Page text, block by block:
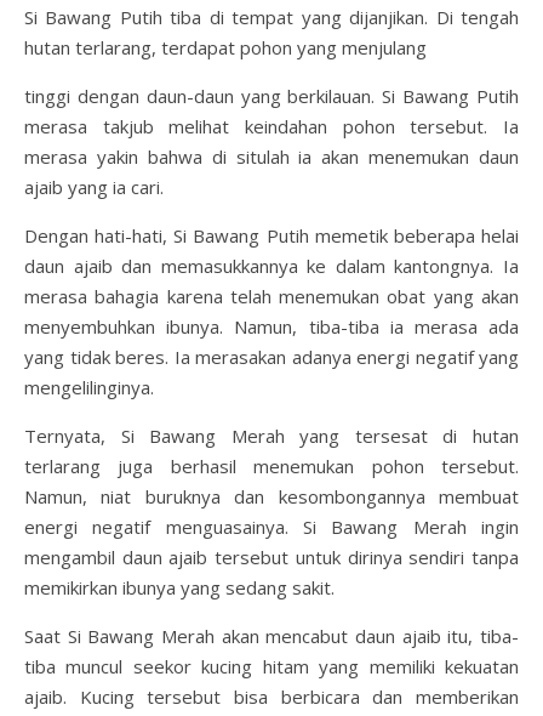
Si Bawang Putih tiba di tempat yang dijanjikan. Di tengah
hutan terlarang, terdapat pohon yang menjulang
tinggi dengan daun-daun yang berkilauan. Si Bawang Putih
merasa takjub melihat keindahan pohon tersebut. Ia
merasa yakin bahwa di situlah ia akan menemukan daun
ajaib yang ia cari.
Dengan hati-hati, Si Bawang Putih memetik beberapa helai
daun ajaib dan memasukkannya ke dalam kantongnya. Ia
merasa bahagia karena telah menemukan obat yang akan
menyembuhkan ibunya. Namun, tiba-tiba ia merasa ada
yang tidak beres. Ia merasakan adanya energi negatif yang
mengelilinginya.
Ternyata, Si Bawang Merah yang tersesat di hutan
terlarang juga berhasil menemukan pohon tersebut.
Namun, niat buruknya dan kesombongannya membuat
energi negatif menguasainya. Si Bawang Merah ingin
mengambil daun ajaib tersebut untuk dirinya sendiri tanpa
memikirkan ibunya yang sedang sakit.
Saat Si Bawang Merah akan mencabut daun ajaib itu, tiba-
tiba muncul seekor kucing hitam yang memiliki kekuatan
ajaib. Kucing tersebut bisa berbicara dan memberikan